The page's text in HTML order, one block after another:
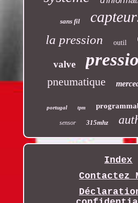
sans fil
la pression outil
valve
pneumatique
portugal tpm
sensor 315mhz
Index
Contactez